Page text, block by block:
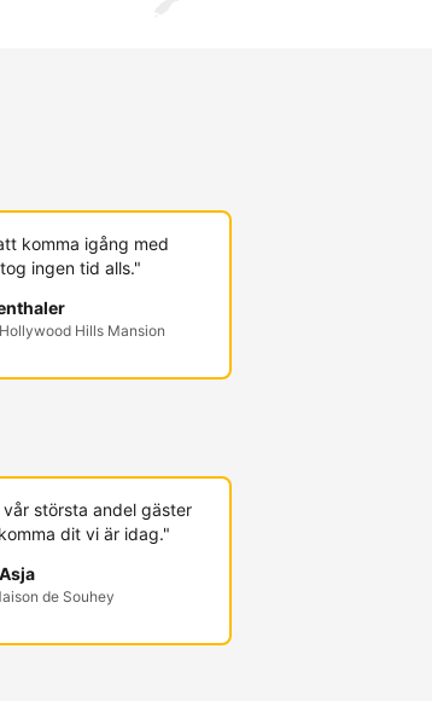
komma igång med
ingen tid alls."
Hills Mansion
största andel gäster
dit vi är idag."
de Souhey